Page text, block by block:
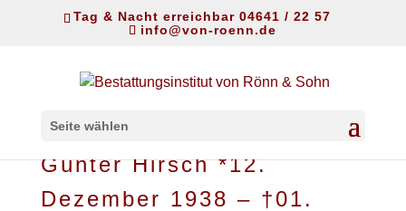
Tag & Nacht erreichbar 04641 / 22 57
info@von-roenn.de
Seite wählen
Günter Hirsch *12.
Dezember 1938 – †01.